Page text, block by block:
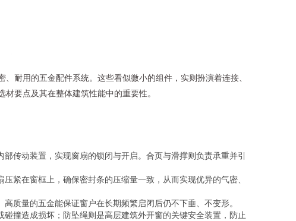
耐用的五金配件系统。这些看似微小的组件，实则扮演着连接、
要点及其在整体建筑性能中的重要性。
传动装置，实现窗扇的锁闭与开启。合页与滑撑则负责承重并引
紧在窗框上，确保密封条的压缩量一致，从而实现优异的气密、
质量的五金能保证窗户在长期频繁启闭后仍不下垂、不变形。
撞造成损坏；防坠绳则是高层建筑外开窗的关键安全装置，防止